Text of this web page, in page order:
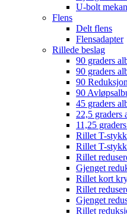
U-bolt
Flens
Delt flens
Flensadapter
Rillede beslag
90 graders
90 graders
90
90
45 graders
22,5 graders
11,25
Rillet T-
Rillet T-
Rillet
Gjenget
Rillet kort
Rillet
Gjenget
Rillet